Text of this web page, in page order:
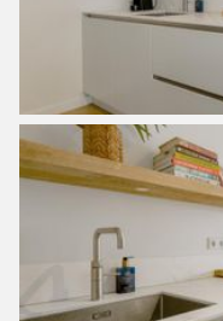
There is a parking
approximately €
garage. You can
and in five minutes by
But the island is nice
and better with a
central to the
dancing or a drink
at this spacious
spacious garden of